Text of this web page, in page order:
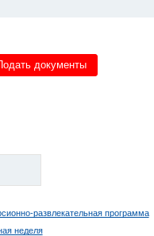
документы
развлекательная программа
неделя